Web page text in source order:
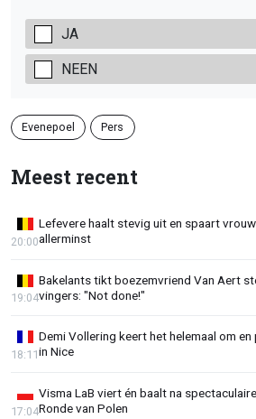
JA
NEEN
Evenepoel Pers
Meest recent
Lefevere haalt stevig uit en spaart
allerminst
20:00
Bakelants tikt boezemvriend Van Aert
vingers: "Not done!"
19:04
Demi Vollering keert het helemaal om
in Nice
18:11
Visma LaB viert én baalt na
Ronde van Polen
17:04